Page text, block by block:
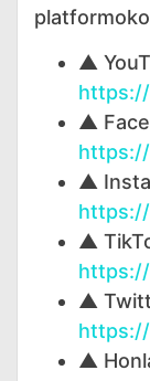
▲
▲
▲
https://
▲
▲
▲